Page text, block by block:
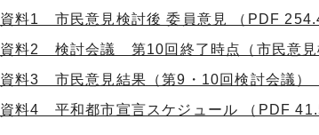
資料1 市民意見検討後 委員意見 （PDF
資料2 検討会議 第10回終了時点（市民意見
資料3 市民意見結果（第9・10回検討会議）
資料4 平和都市宣言スケジュール （PDF